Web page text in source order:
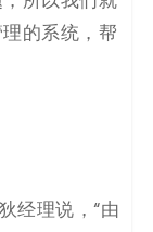
的系统，帮
经理说，“由